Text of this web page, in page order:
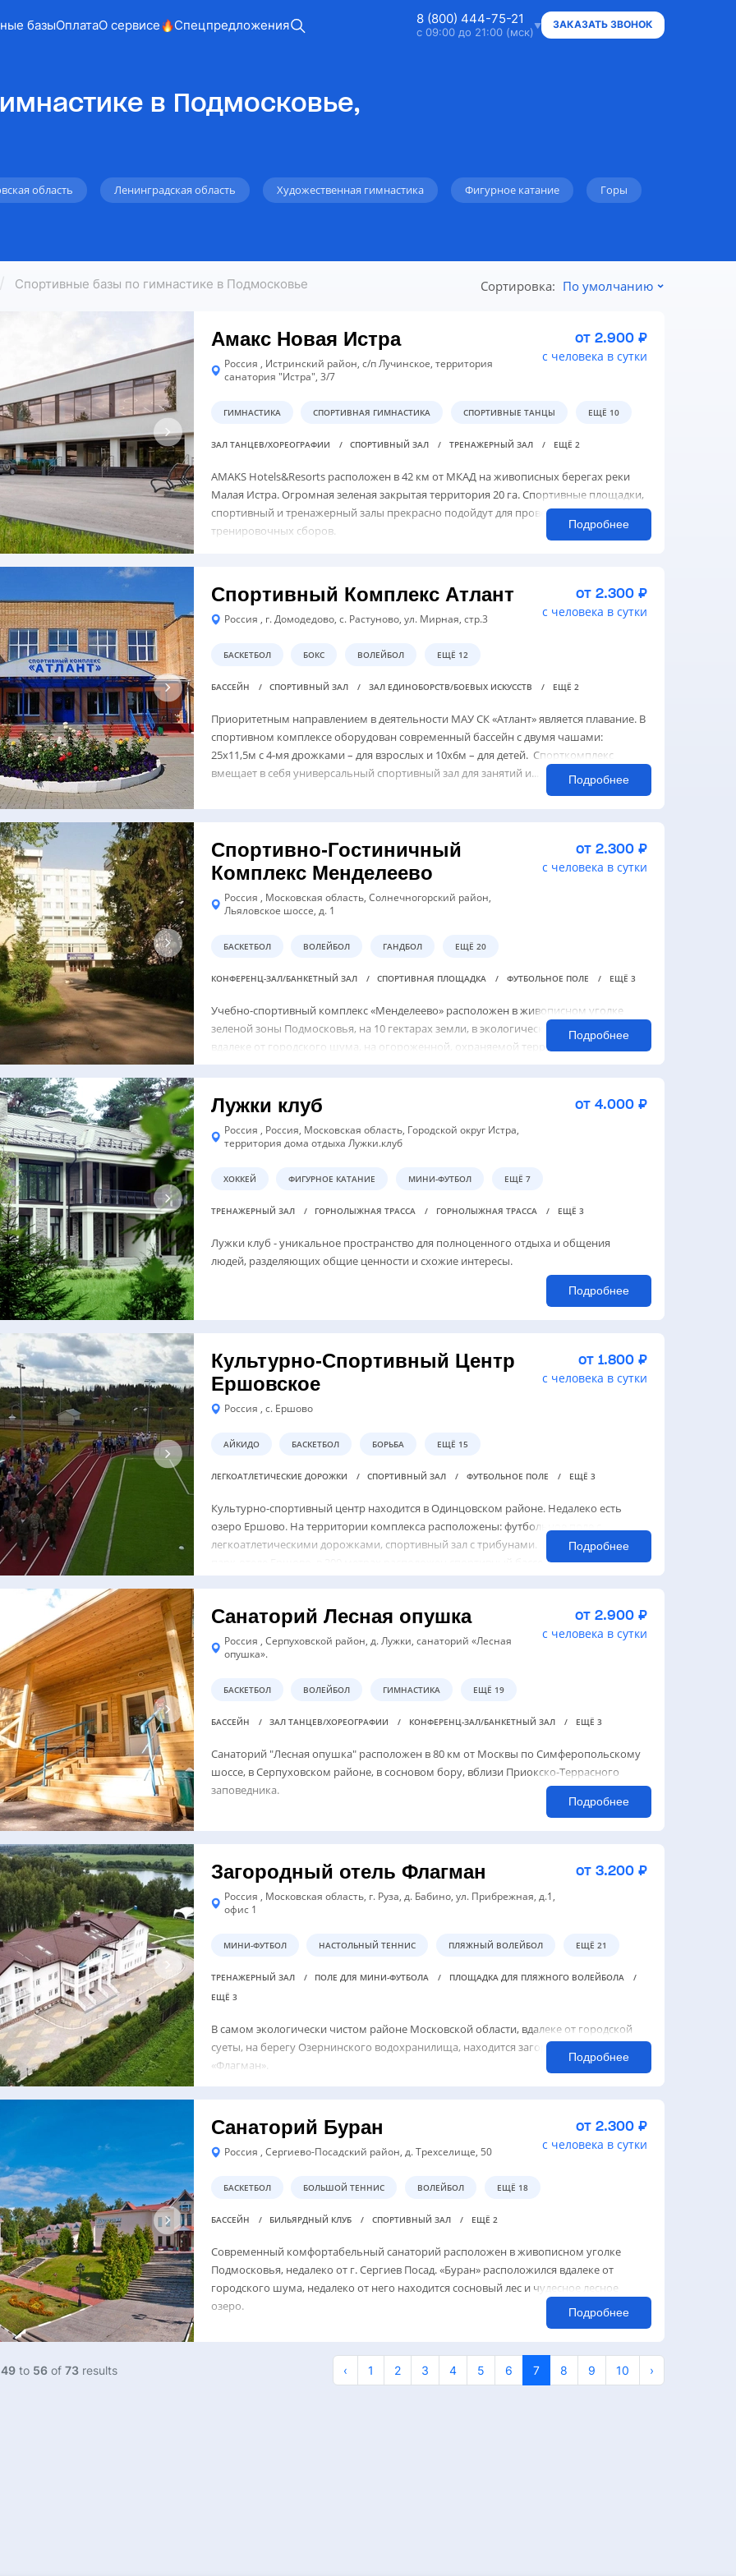
базыОплатаО сервисе Спецпредложения 8 (800) 444-75-21
с 09:00 до 21:00 (мск)
+7 (912) 015-95-20
ЗАКАЗАТЬ ЗВОНОК
в Подмосковье,
область Ленинградская область Художественная гимнастика Фигурное катание Горы
Спортивные базы по гимнастике в Подмосковье Сортировка: По умолчанию
Амакс Новая Истра
Россия , Истринский район, с/п Лучинское, территория
санатория "Истра", 3/7
от 2.900 ₽
с человека в сутки
ГИМНАСТИКА СПОРТИВНАЯ ГИМНАСТИКА СПОРТИВНЫЕ ТАНЦЫ ЕЩЁ 10
ЗАЛ ТАНЦЕВ/ХОРЕОГРАФИИ СПОРТИВНЫЙ ЗАЛ ТРЕНАЖЕРНЫЙ ЗАЛ ЕЩЁ 2
AMAKS Hotels&Resorts расположен в 42 км от МКАД на живописных берегах реки
Малая Истра. Огромная зеленая закрытая территория 20 га. Спортивные площадки,
спортивный и тренажерный залы прекрасно подойдут для проведения
тренировочных сборов.
Подробнее
Спортивный Комплекс Атлант
Россия , г. Домодедово, с. Растуново, ул. Мирная, стр.3
от 2.300 ₽
с человека в сутки
БАСКЕТБОЛ БОКС ВОЛЕЙБОЛ ЕЩЁ 12
БАССЕЙН СПОРТИВНЫЙ ЗАЛ ЗАЛ ЕДИНОБОРСТВ/БОЕВЫХ ИСКУССТВ ЕЩЁ 2
Приоритетным направлением в деятельности МАУ СК «Атлант» является плавание. В
спортивном комплексе оборудован современный бассейн с двумя чашами:
25х11,5м с 4-мя дрожками – для взрослых и 10х6м – для детей. Спорткомплекс
вмещает в себя универсальный спортивный зал для занятий и...
Подробнее
Спортивно-Гостиничный
Комплекс Менделеево
Россия , Московская область, Солнечногорский район,
Льяловское шоссе, д. 1
от 2.300 ₽
с человека в сутки
БАСКЕТБОЛ ВОЛЕЙБОЛ ГАНДБОЛ ЕЩЁ 20
КОНФЕРЕНЦ-ЗАЛ/БАНКЕТНЫЙ ЗАЛ СПОРТИВНАЯ ПЛОЩАДКА ФУТБОЛЬНОЕ ПОЛЕ ЕЩЁ 3
Учебно-спортивный комплекс «Менделеево» расположен в живописном уголке
зеленой зоны Подмосковья, на 10 гектарах земли, в экологически чистом районе
вдалеке от городского шума, на огороженной, охраняемой территории.
Подробнее
Лужки клуб
Россия , Россия, Московская область, Городской округ Истра,
территория дома отдыха Лужки.клуб
от 4.000 ₽
ХОККЕЙ ФИГУРНОЕ КАТАНИЕ МИНИ-ФУТБОЛ ЕЩЁ 7
ТРЕНАЖЕРНЫЙ ЗАЛ ГОРНОЛЫЖНАЯ ТРАССА ГОРНОЛЫЖНАЯ ТРАССА ЕЩЁ 3
Лужки клуб - уникальное пространство для полноценного отдыха и общения
людей, разделяющих общие ценности и схожие интересы.
Подробнее
Культурно-Спортивный Центр
Ершовское
Россия , с. Ершово
от 1.800 ₽
с человека в сутки
АЙКИДО БАСКЕТБОЛ БОРЬБА ЕЩЁ 15
ЛЕГКОАТЛЕТИЧЕСКИЕ ДОРОЖКИ СПОРТИВНЫЙ ЗАЛ ФУТБОЛЬНОЕ ПОЛЕ ЕЩЁ 3
Культурно-спортивный центр находится в Одинцовском районе. Недалеко есть
озеро Ершово. На территории комплекса расположены: футбольное поле с
легкоатлетическими дорожками, спортивный зал с трибунами. В соседнем здании в
парк-отеле Ершово, в 200 метрах расположен спортивный бассе...
Подробнее
Санаторий Лесная опушка
Россия , Серпуховской район, д. Лужки, санаторий «Лесная
опушка».
от 2.900 ₽
с человека в сутки
БАСКЕТБОЛ ВОЛЕЙБОЛ ГИМНАСТИКА ЕЩЁ 19
БАССЕЙН ЗАЛ ТАНЦЕВ/ХОРЕОГРАФИИ КОНФЕРЕНЦ-ЗАЛ/БАНКЕТНЫЙ ЗАЛ ЕЩЁ 3
Санаторий "Лесная опушка" расположен в 80 км от Москвы по Симферопольскому
шоссе, в Серпуховском районе, в сосновом бору, вблизи Приокско-Террасного
заповедника.
Подробнее
Загородный отель Флагман
Россия , Московская область, г. Руза, д. Бабино, ул. Прибрежная, д.1,
офис 1
от 3.200 ₽
МИНИ-ФУТБОЛ НАСТОЛЬНЫЙ ТЕННИС ПЛЯЖНЫЙ ВОЛЕЙБОЛ ЕЩЁ 21
ТРЕНАЖЕРНЫЙ ЗАЛ ПОЛЕ ДЛЯ МИНИ-ФУТБОЛА
ПЛОЩАДКА ДЛЯ ПЛЯЖНОГО ВОЛЕЙБОЛА
ЕЩЁ 3
В самом экологически чистом районе Московской области, вдалеке от городской
суеты, на берегу Озернинского водохранилища, находится загородный отель
«Флагман».
Подробнее
Санаторий Буран
Россия , Сергиево-Посадский район, д. Трехселище, 50
от 2.300 ₽
с человека в сутки
БАСКЕТБОЛ БОЛЬШОЙ ТЕННИС ВОЛЕЙБОЛ ЕЩЁ 18
БАССЕЙН БИЛЬЯРДНЫЙ КЛУБ СПОРТИВНЫЙ ЗАЛ ЕЩЁ 2
Современный комфортабельный санаторий расположен в живописном уголке
Подмосковья, недалеко от г. Сергиев Посад. «Буран» расположился вдалеке от
городского шума, недалеко от него находится сосновый лес и чудесное лесное
озеро.
Подробнее
49 to 56 of 73 results ‹ 1 2 3 4 5 6 7 8 9 10 ›